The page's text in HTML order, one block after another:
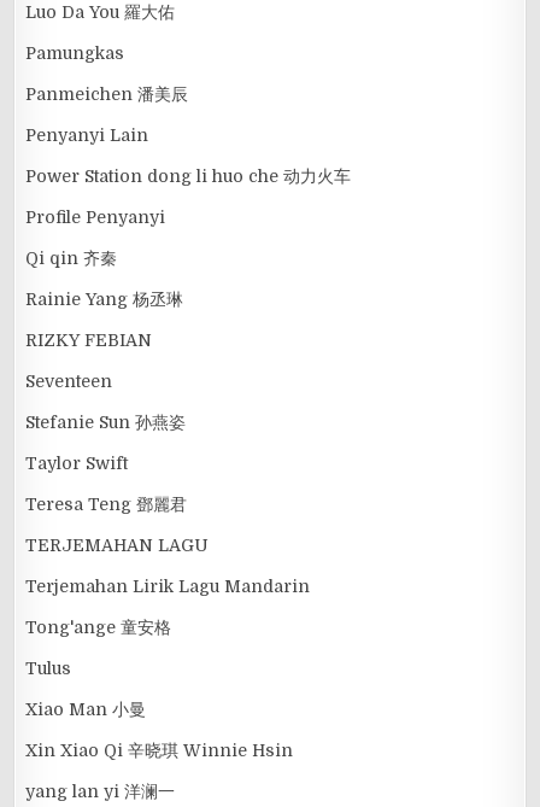
Luo Da You 羅大佑
Pamungkas
Panmeichen 潘美辰
Penyanyi Lain
Power Station dong li huo che 动力火车
Profile Penyanyi
Qi qin 齐秦
Rainie Yang 杨丞琳
RIZKY FEBIAN
Seventeen
Stefanie Sun 孙燕姿
Taylor Swift
Teresa Teng 鄧麗君
TERJEMAHAN LAGU
Terjemahan Lirik Lagu Mandarin
Tong'ange 童安格
Tulus
Xiao Man 小曼
Xin Xiao Qi 辛晓琪 Winnie Hsin
yang lan yi 洋澜一